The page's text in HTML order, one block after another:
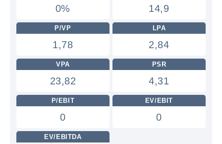
0% 14,9
P/VP
1,78
LPA
2,84
VPA
23,82
PSR
4,31
P/EBIT
0
EV/EBIT
0
EV/EBITDA